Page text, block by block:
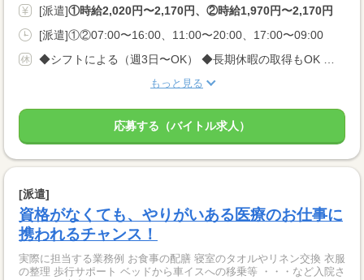
[派遣]①時給2,020円〜2,170円、②時給1,970円〜2,170円
[派遣]①②07:00〜16:00、11:00〜20:00、17:00〜09:00
もっと見る
応募する（バイトル求人）
[派遣]
資格がなくても、やりがいある医療のお仕事に
携われるチャンス！
実際に担当する業務例 お食事の配膳 寝室のタオルやリネン交換 衣服
の整理 歩行サポート ベッドから車イスへの移乗等 ・・・など入院さ